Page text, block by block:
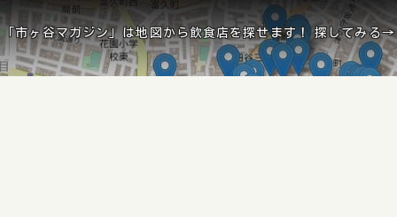
「市ヶ谷マガジン」は地図から飲食店を探せます！ 探してみる→